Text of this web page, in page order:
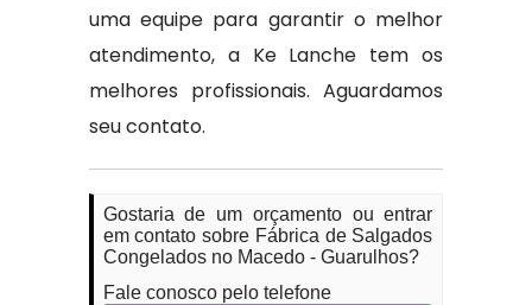
uma equipe para garantir o melhor
atendimento, a Ke Lanche tem os
melhores profissionais. Aguardamos
seu contato.
Gostaria de um orçamento ou entrar
em contato sobre Fábrica de Salgados
Congelados no Macedo - Guarulhos?
Fale conosco pelo telefone